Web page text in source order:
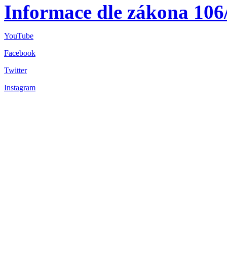
Informace dle zákona
YouTube
Facebook
Twitter
Instagram